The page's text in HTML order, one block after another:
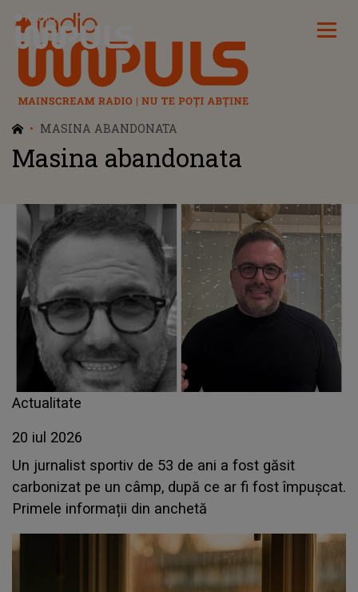
Radio Impuls
MASINA ABANDONATA
Masina abandonata
Actualitate
20 iul 2026
Un jurnalist sportiv de 53 de ani a fost găsit
carbonizat pe un câmp, după ce ar fi fost împușcat.
Primele informații din anchetă